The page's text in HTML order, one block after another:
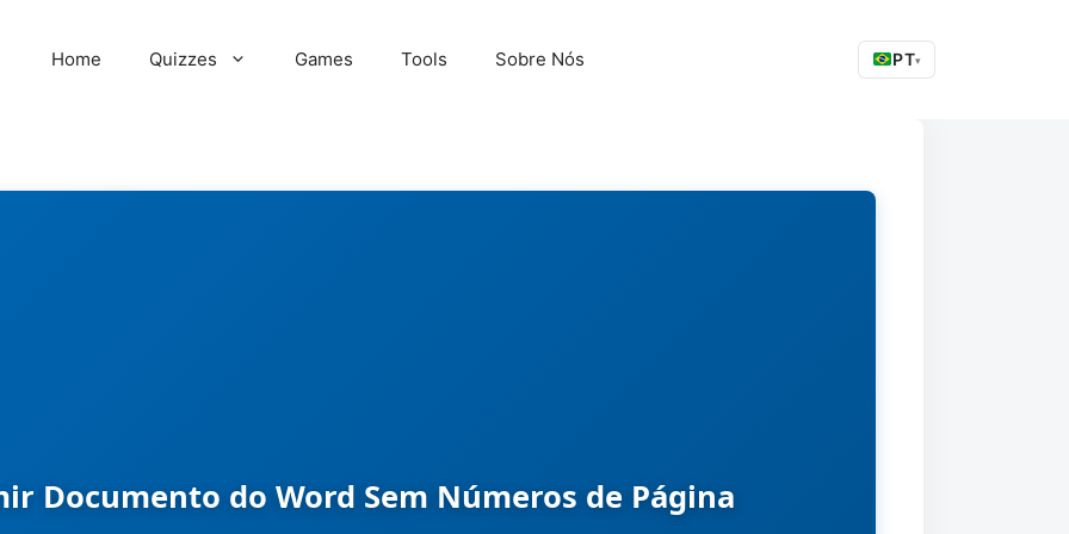
Home Quizzes Games Tools Sobre Nós PT▾
Documento do Word Sem Números de Página